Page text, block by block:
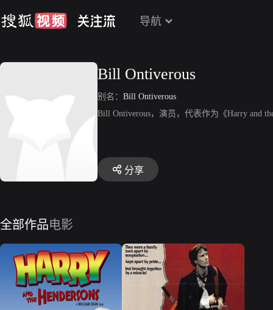
导航
Bill Ontiverous
别名： Bill Ontiverous
Bill Ontiverous，演员，代表作为《Harry and
分享
全部作品电影